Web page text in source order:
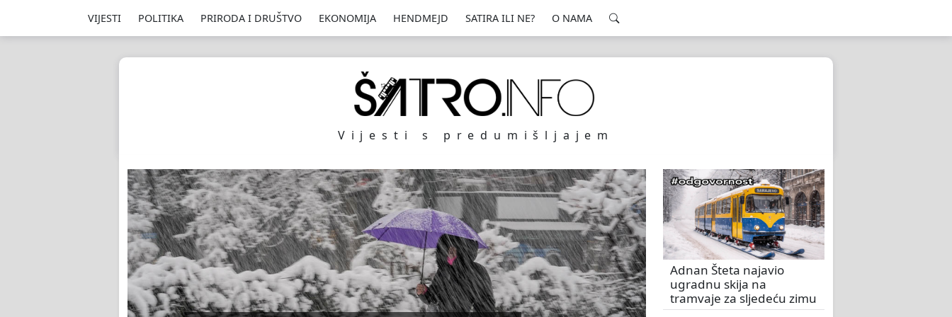
VIJESTI POLITIKA PRIRODA I DRUŠTVO EKONOMIJA HENDMEJD SATIRA ILI NE? O NAMA
Vijesti s predumišljajem
Adnan Šteta najavio
ugradnu skija na
tramvaje za sljedeću zimu